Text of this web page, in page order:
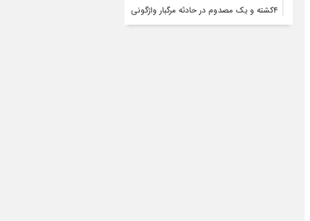
۴کشته و یک مصدوم در حادثه مرگبار واژگونی
خودرو پژو پارس در دهلران